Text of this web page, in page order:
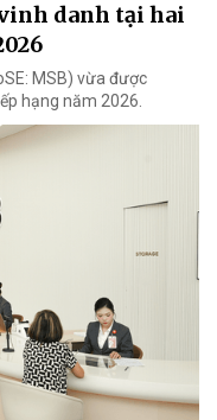
danh tại hai
MSB) vừa được
hạng năm 2026.